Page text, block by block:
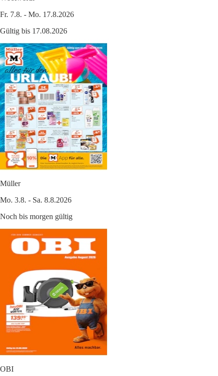
Fr. 7.8. - Mo. 17.8.2026
Gültig bis 17.08.2026
Müller
Mo. 3.8. - Sa. 8.8.2026
Noch bis morgen gültig
OBI